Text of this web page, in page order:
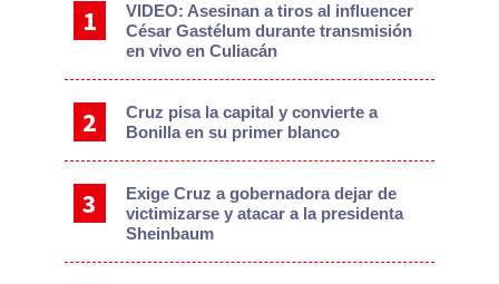
VIDEO: Asesinan a tiros al influencer
César Gastélum durante transmisión
en vivo en Culiacán
Cruz pisa la capital y convierte a
Bonilla en su primer blanco
Exige Cruz a gobernadora dejar de
victimizarse y atacar a la presidenta
Sheinbaum